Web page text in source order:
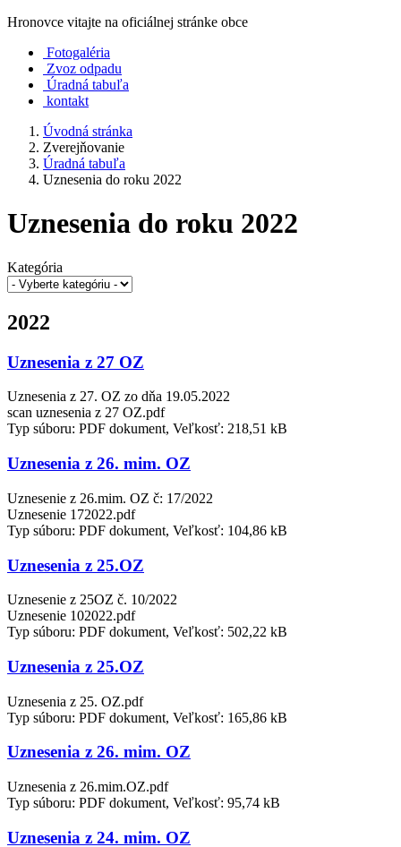
Hronovce vitajte na oficiálnej stránke obce
Fotogaléria
Zvoz odpadu
Úradná tabuľa
kontakt
Úvodná stránka
Zverejňovanie
Úradná tabuľa
Uznesenia do roku 2022
Uznesenia do roku 2022
Kategória
2022
Uznesenia z 27 OZ
Uznesenia z 27. OZ zo dňa 19.05.2022
scan uznesenia z 27 OZ.pdf
Typ súboru: PDF dokument, Veľkosť: 218,51 kB
Uznesenia z 26. mim. OZ
Uznesenie z 26.mim. OZ č: 17/2022
Uznesenie 172022.pdf
Typ súboru: PDF dokument, Veľkosť: 104,86 kB
Uznesenia z 25.OZ
Uznesenie z 25OZ č. 10/2022
Uznesenie 102022.pdf
Typ súboru: PDF dokument, Veľkosť: 502,22 kB
Uznesenia z 25.OZ
Uznesenia z 25. OZ.pdf
Typ súboru: PDF dokument, Veľkosť: 165,86 kB
Uznesenia z 26. mim. OZ
Uznesenia z 26.mim.OZ.pdf
Typ súboru: PDF dokument, Veľkosť: 95,74 kB
Uznesenia z 24. mim. OZ